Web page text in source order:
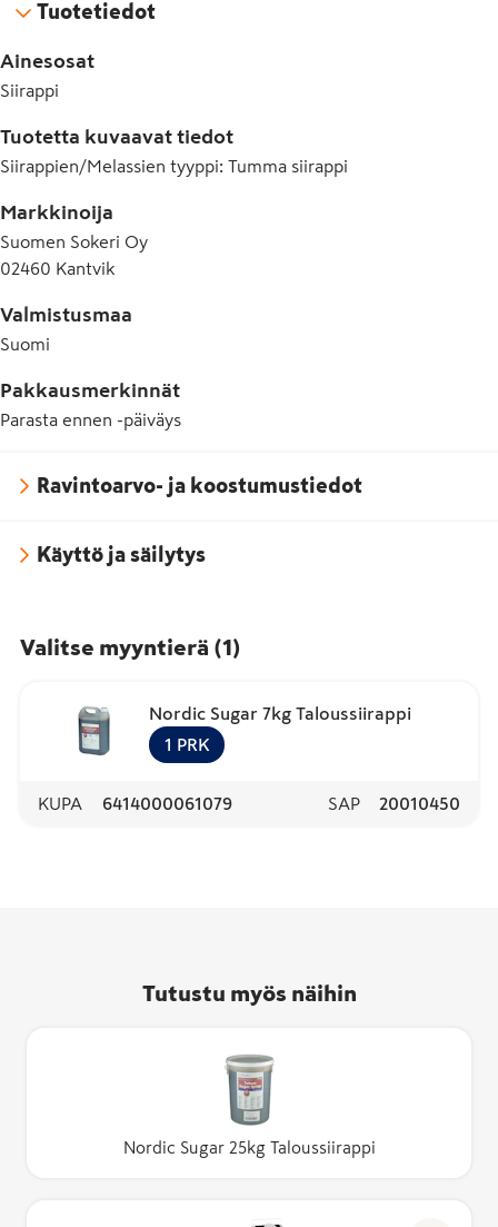
Tuotetiedot
Ainesosat
Siirappi
Tuotetta kuvaavat tiedot
Siirappien/Melassien tyyppi: Tumma siirappi
Markkinoija
Suomen Sokeri Oy
02460 Kantvik
Valmistusmaa
Suomi
Pakkausmerkinnät
Parasta ennen -päiväys
Ravintoarvo- ja koostumustiedot
Käyttö ja säilytys
Valitse myyntierä (1)
Nordic Sugar 7kg Taloussiirappi
1 PRK
KUPA 6414000061079 SAP 20010450
Tutustu myös näihin
Nordic Sugar 25kg Taloussiirappi